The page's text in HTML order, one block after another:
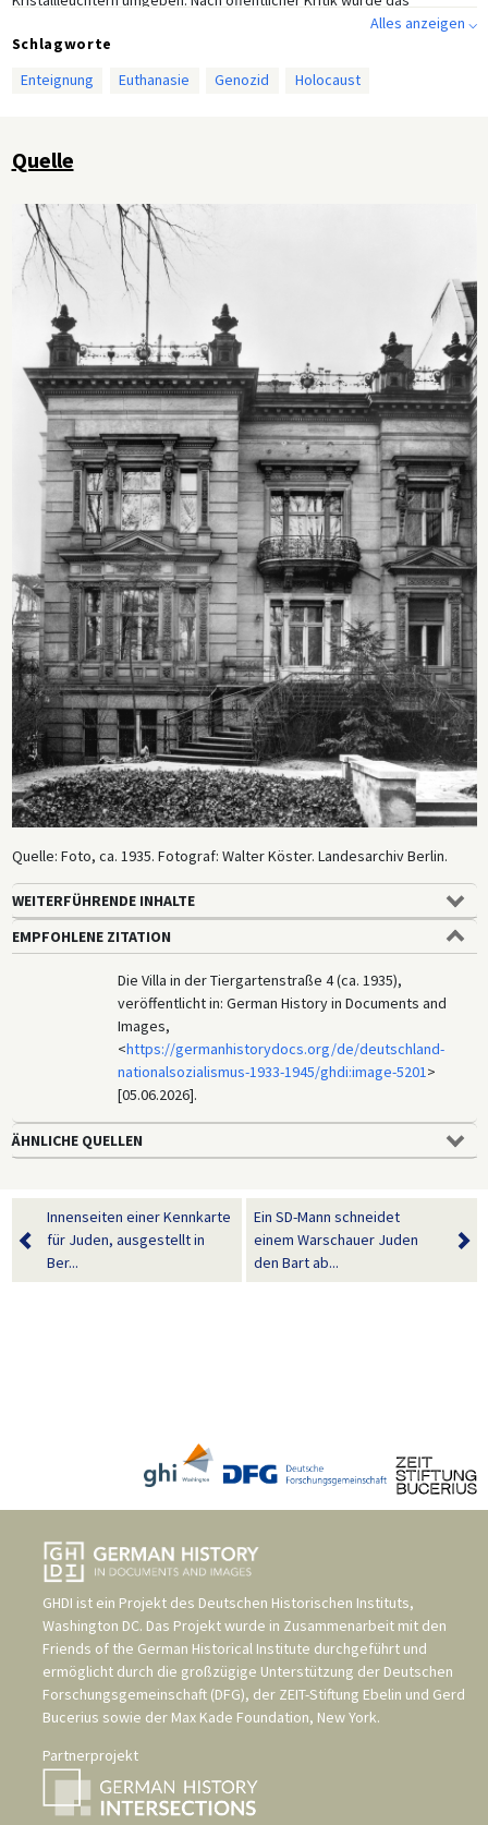
Programm im Jahr 1941 zwar zurückgefahren, doch wurde das T4-
Programm in dieser Villa bis zum Ende des Krieges fortgeführt, als das
Alles anzeigen ⌵
Schlagworte
Enteignung
Euthanasie Genozid Holocaust
Quelle
Quelle: Foto, ca. 1935. Fotograf: Walter Köster. Landesarchiv Berlin.
WEITERFÜHRENDE INHALTE
EMPFOHLENE ZITATION
Die Villa in der Tiergartenstraße 4 (ca. 1935),
veröffentlicht in: German History in Documents and
Images,
<https://germanhistorydocs.org/de/deutschland-
nationalsozialismus-1933-1945/ghdi:image-5201>
[05.06.2026].
ÄHNLICHE QUELLEN
Innenseiten einer Kennkarte
für Juden, ausgestellt in
Ber...
Ein SD-Mann schneidet
einem Warschauer Juden
den Bart ab...
GHDI ist ein Projekt des Deutschen Historischen Instituts,
Washington DC. Das Projekt wurde in Zusammenarbeit mit den
Friends of the German Historical Institute durchgeführt und
ermöglicht durch die großzügige Unterstützung der Deutschen
Forschungsgemeinschaft (DFG), der ZEIT-Stiftung Ebelin und Gerd
Bucerius sowie der Max Kade Foundation, New York.
Partnerprojekt